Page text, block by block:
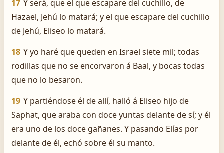
17 Y será, que el que escapare del cuchillo, de
Hazael, Jehú lo matará; y el que escapare del cuchillo
de Jehú, Eliseo lo matará.
18 Y yo haré que queden en Israel siete mil; todas
rodillas que no se encorvaron á Baal, y bocas todas
que no lo besaron.
19 Y partiéndose él de allí, halló á Eliseo hijo de
Saphat, que araba con doce yuntas delante de sí; y él
era uno de los doce gañanes. Y pasando Elías por
delante de él, echó sobre él su manto.